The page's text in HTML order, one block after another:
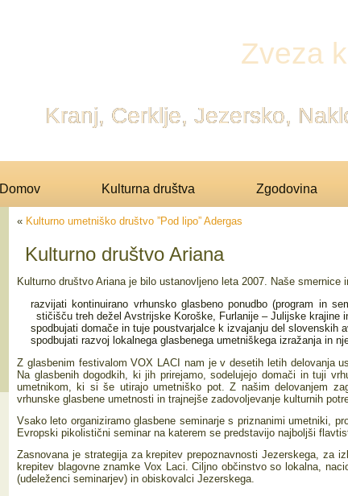
Zveza
Kranj, Cerklje, Jezersko,
Domov Kulturna društva Zgodovina
« Kulturno umetniško društvo ”Pod lipo” Adergas
Kulturno društvo Ariana
Kulturno društvo Ariana je bilo ustanovljeno leta 2007. Naše smernice
razvijati kontinuirano vrhunsko glasbeno ponudbo (program in
stičišču treh dežel Avstrijske Koroške, Furlanije – Julijske krajine
spodbujati domače in tuje poustvarjalce k izvajanju del slovenskih
spodbujati razvoj lokalnega glasbenega umetniškega izražanja in
Z glasbenim festivalom VOX LACI nam je v desetih letih delovanja
Na glasbenih dogodkih, ki jih prirejamo, sodelujejo domači in tuji
umetnikom, ki si še utirajo umetniško pot. Z našim delovanjem
vrhunske glasbene umetnosti in trajnejše zadovoljevanje kulturnih
Vsako leto organiziramo glasbene seminarje s priznanimi umetniki,
Evropski pikolistični seminar na katerem se predstavijo najboljši
Zasnovana je strategija za krepitev prepoznavnosti Jezerskega, za
krepitev blagovne znamke Vox Laci. Ciljno občinstvo so lokalna,
(udeleženci seminarjev) in obiskovalci Jezerskega.